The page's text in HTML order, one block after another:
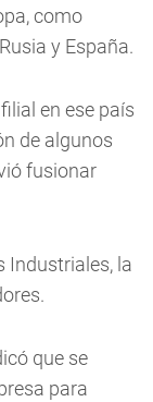
como
y España.
en ese país
de algunos
fusionar
Industriales, la
que se
para